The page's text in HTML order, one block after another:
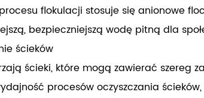
flokulacji stosuje się anionowe
bezpieczniejszą wodę pitną dla
ścieków
ścieki, które mogą zawierać szereg
procesów oczyszczania